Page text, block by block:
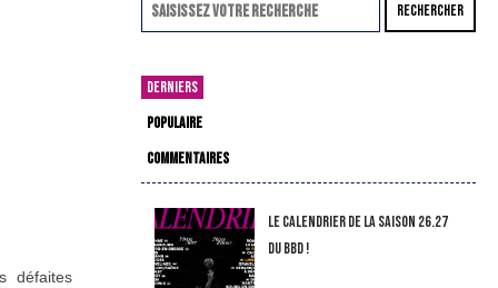
défaites
RECHERCHER
DERNIERS
POPULAIRE
COMMENTAIRES
LE CALENDRIER DE LA SAISON 26.27
DU BBD !